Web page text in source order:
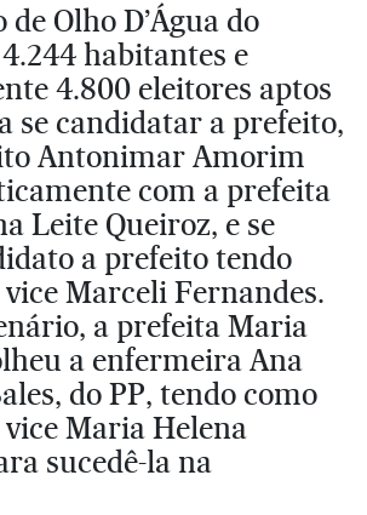
Olho D’Água do
habitantes e
4.800 eleitores aptos
se candidatar a prefeito,
Antonimar Amorim
com a prefeita
Leite Queiroz, e se
a prefeito tendo
Marceli Fernandes.
a prefeita Maria
a enfermeira Ana
do PP, tendo como
Maria Helena
sucedê-la na